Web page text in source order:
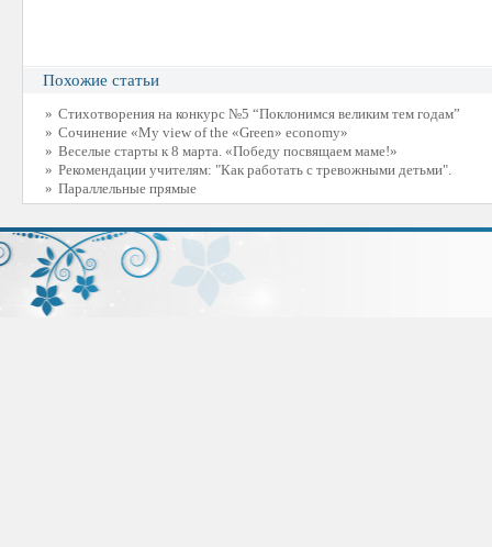
Похожие статьи
» Стихотворения на конкурс №5 “Поклонимся великим тем годам”
» Сочинение «My view of the «Green» economy»
» Веселые старты к 8 марта. «Победу посвящаем маме!»
» Рекомендации учителям: "Как работать с тревожными детьми".
» Параллельные прямые